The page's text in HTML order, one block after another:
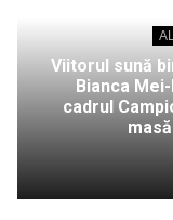
Viitorul sună
Bianca
cadrul